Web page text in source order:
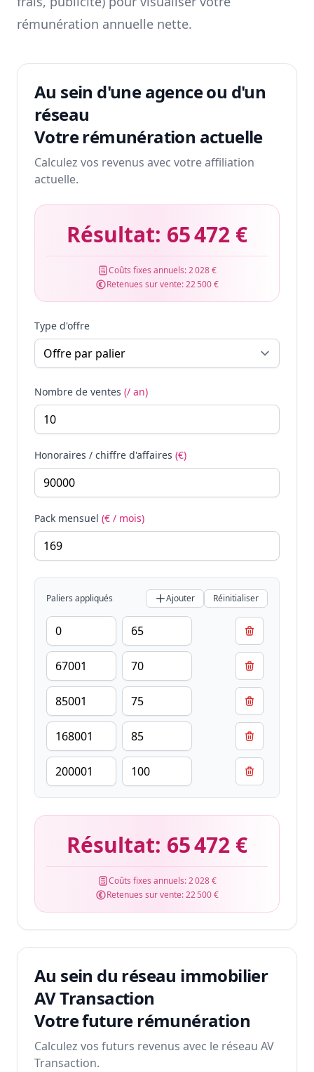
rémunération annuelle nette.
Au sein d'une agence ou d'un
réseau
Votre rémunération actuelle
Calculez vos revenus avec votre affiliation
actuelle.
Résultat: 65 472 €
Coûts fixes annuels:2 028 €
Retenues sur vente:22 500 €
Type d'offre
Nombre de ventes (/ an)
Honoraires / chiffre d'affaires (€)
Pack mensuel (€ / mois)
Paliers appliqués Ajouter Réinitialiser
Résultat: 65 472 €
Coûts fixes annuels:2 028 €
Retenues sur vente:22 500 €
Au sein du réseau immobilier
AV Transaction
Votre future rémunération
Calculez vos futurs revenus avec le réseau AV
Transaction.